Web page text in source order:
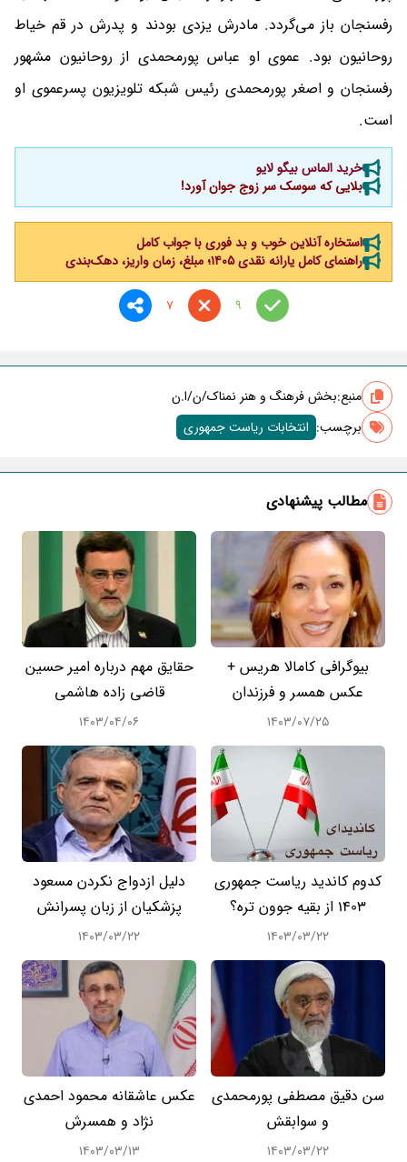
رفسنجان باز می‌گردد. مادرش یزدی بودند و پدرش در قم خیاط
روحانیون بود. عموی او عباس پورمحمدی از روحانیون مشهور
رفسنجان و اصغر پورمحمدی رئیس شبکه تلویزیون پسرعموی او
است.
خرید الماس بیگو لایو
بلایی که سوسک سر زوج جوان آورد!
استخاره آنلاین خوب و بد فوری با جواب کامل
راهنمای کامل یارانه نقدی ۱۴۰۵؛ مبلغ، زمان واریز، دهک‌بندی
9
7
منبع:بخش فرهنگ و هنر نمناک/ن/ا.ن
برچسب‌: انتخابات ریاست جمهوری
مطالب پیشنهادی
بیوگرافی کامالا هریس +
عکس همسر و فرزندان
۱۴۰۳/۰۷/۲۵
حقایق مهم درباره امیر حسین
قاضی زاده هاشمی
۱۴۰۳/۰۴/۰۶
کدوم کاندید ریاست جمهوری
1403 از بقیه جوون تره؟
۱۴۰۳/۰۳/۲۲
دلیل ازدواج نکردن مسعود
پزشکیان از زبان پسرانش
۱۴۰۳/۰۳/۲۲
سن دقیق مصطفی پورمحمدی
و سوابقش
۱۴۰۳/۰۳/۲۲
عکس عاشقانه محمود احمدی
نژاد و همسرش
۱۴۰۳/۰۳/۱۳